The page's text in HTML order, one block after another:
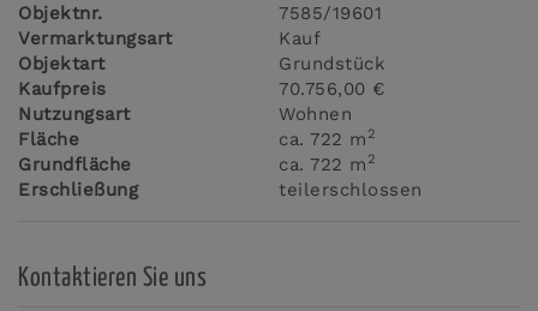
Objektnr.
7585/19601
Vermarktungsart
Kauf
Objektart
Grundstück
Kaufpreis
70.756,00 €
Nutzungsart
Wohnen
Fläche
ca. 722 m 2
Grundfläche ca. 722 m 2
Erschließung teilerschlossen
Kontaktieren Sie uns